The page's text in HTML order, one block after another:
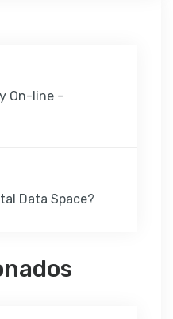
On-line –
Data Space?